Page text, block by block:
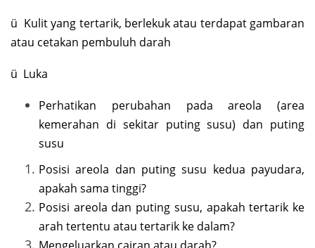
ü Kulit yang tertarik, berlekuk atau terdapat gambaran
atau cetakan pembuluh darah
ü Luka
Perhatikan perubahan pada areola (area
kemerahan di sekitar puting susu) dan puting
susu
Posisi areola dan puting susu kedua payudara,
apakah sama tinggi?
Posisi areola dan puting susu, apakah tertarik ke
arah tertentu atau tertarik ke dalam?